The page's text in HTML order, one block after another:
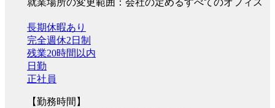
就業場所の変更範囲：会社の定めるすべてのオフィス
長期休暇あり
完全週休2日制
残業20時間以内
日勤
正社員
【勤務時間】